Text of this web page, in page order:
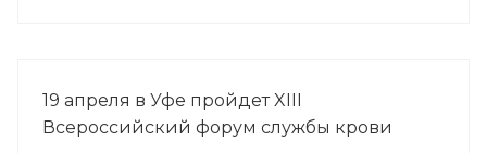
19 апреля в Уфе пройдет XIII
Всероссийский форум службы крови